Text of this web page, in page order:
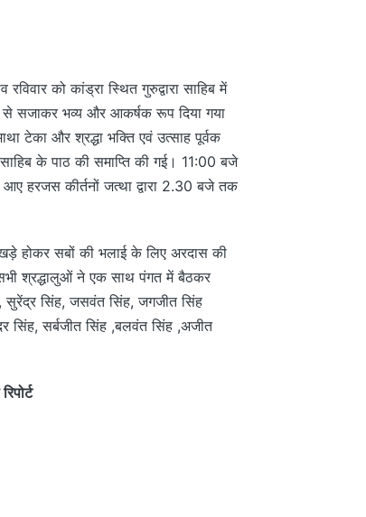
को कांड्रा स्थित गुरुद्वारा साहिब में
से सजाकर भव्य और आकर्षक रूप दिया गया
टेका और श्रद्धा भक्ति एवं उत्साह पूर्वक
के पाठ की समाप्ति की गई। 11:00 बजे
आए हरजस कीर्तनों जत्था द्वारा 2.30 बजे तक
खड़े होकर सबों की भलाई के लिए अरदास की
श्रद्धालुओं ने एक साथ पंगत में बैठकर
सुरेंद्र सिंह, जसवंत सिंह, जगजीत सिंह
सिंह, सर्बजीत सिंह ,बलवंत सिंह ,अजीत